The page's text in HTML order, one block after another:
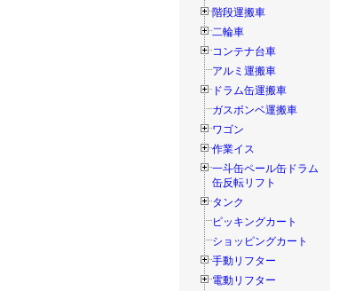
階段運搬車
二輪車
コンテナ台車
アルミ運搬車
ドラム缶運搬車
ガスボンベ運搬車
ワゴン
作業イス
一斗缶ペール缶ドラム
缶反転リフト
タンク
ピッキングカート
ショッピングカート
手動リフター
電動リフター